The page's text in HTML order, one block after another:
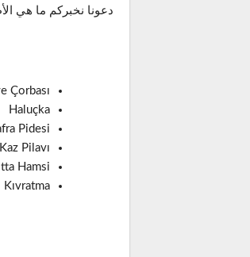
دعونا نخبركم ما هي
Çorbası
Haluçka
Pidesi
Kaz Pilavı
Hamsi
Kıvratma